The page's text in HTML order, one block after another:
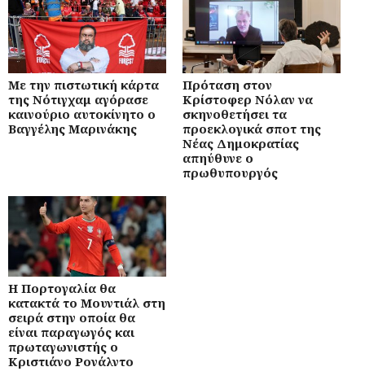
Με την πιστωτική κάρτα
της Νότιγχαμ αγόρασε
καινούριο αυτοκίνητο ο
Βαγγέλης Μαρινάκης
Πρόταση στον
Κρίστοφερ Νόλαν να
σκηνοθετήσει τα
προεκλογικά σποτ της
Νέας Δημοκρατίας
απηύθυνε ο
πρωθυπουργός
Η Πορτογαλία θα
κατακτά το Μουντιάλ στη
σειρά στην οποία θα
είναι παραγωγός και
πρωταγωνιστής ο
Κριστιάνο Ρονάλντο